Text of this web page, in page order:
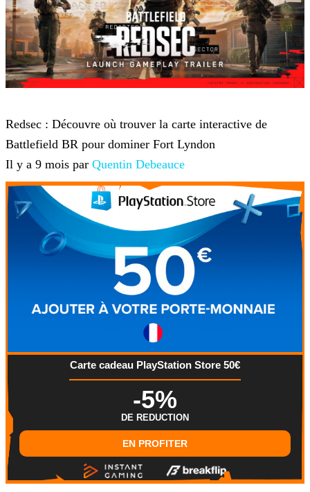
Redsec : Découvre où trouver la carte interactive de
Battlefield BR pour dominer Fort Lyndon
Il y a 9 mois par Quentin Debeauce
Carte cadeau PlayStation Store 50€
-5%
DE REDUCTION
EN PROFITER